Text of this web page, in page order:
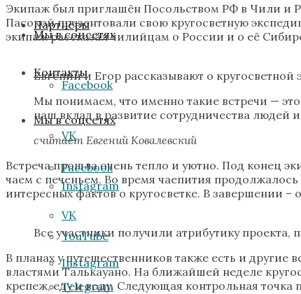
Мы в соцсетях
Facebook
VK
Instagram
YouTube
Telegram
Партнёры
Контакты
Мы в соцсетях
Facebook
VK
Instagram
Экипаж был приглашён Посольством РФ в Чили и
Пасокой презентовали свою кругосветную
экипаж рассказал чилийцам о России и о её
Евгений и Егор рассказывают о кругосветной
Мы понимаем, что именно такие встречи — это
наш вклад в развитие сотрудничества
считает Евгений Ковалевский
Встреча прошла очень тепло и уютно. Под конец
чаем с печеньем. Во время чаепития
интересных фактов о кругосветке. В завершении
Все участники получили атрибутику
В планах у путешественников также есть и
властями Талькауано. На ближайшей неделе
крепеж, еду и воду. Следующая контрольная